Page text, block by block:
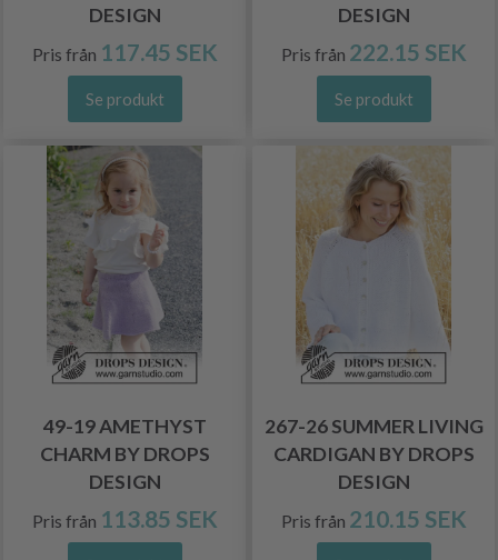
DESIGN
Pris från 117.45 SEK
Se produkt
DESIGN
Pris från 222.15 SEK
Se produkt
49-19 AMETHYST
CHARM BY DROPS
DESIGN
Pris från 113.85 SEK
267-26 SUMMER LIVING
CARDIGAN BY DROPS
DESIGN
Pris från 210.15 SEK